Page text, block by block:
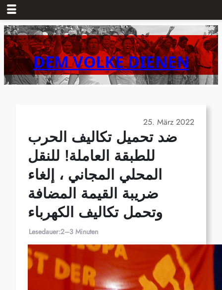
Zum
Inhalt
springenDEM VOLKE DIENEN
25. März 2022
ضد تحميل تكاليف الحرب
للطبقة العاملة! للنقل
المحلي المجاني ، إلغاء
ضريبة القيمة المضافة
وتحمل تكاليف الكهرباء
Lesedauer:2–3 Minuten